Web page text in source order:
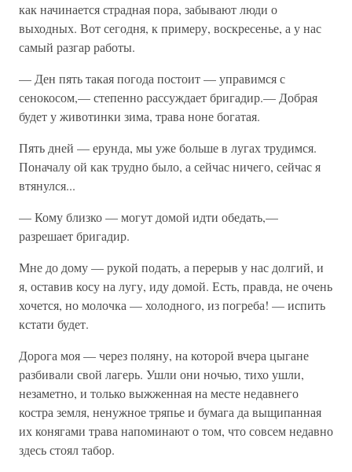
как начинается страдная пора, забывают люди о
выходных. Вот сегодня, к примеру, воскресенье, а у нас
самый разгар работы.
— Ден пять такая погода постоит — управимся с
сенокосом,— степенно рассуждает бригадир.— Добрая
будет у животинки зима, трава ноне богатая.
Пять дней — ерунда, мы уже больше в лугах трудимся.
Поначалу ой как трудно было, а сейчас ничего, сейчас я
втянулся...
— Кому близко — могут домой идти обедать,—
разрешает бригадир.
Мне до дому — рукой подать, а перерыв у нас долгий, и
я, оставив косу на лугу, иду домой. Есть, правда, не очень
хочется, но молочка — холодного, из погреба! — испить
кстати будет.
Дорога моя — через поляну, на которой вчера цыгане
разбивали свой лагерь. Ушли они ночью, тихо ушли,
незаметно, и только выжженная на месте недавнего
костра земля, ненужное тряпье и бумага да выщипанная
их конягами трава напоминают о том, что совсем недавно
здесь стоял табор.